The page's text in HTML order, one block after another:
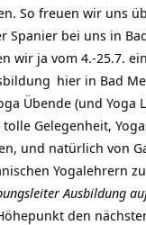
So freuen wir uns
Spanier bei uns in
wir ja vom 4.-25.7.
hier in Bad
Übende (und Yoga
Gelegenheit,
und natürlich von
Yogalehrern
Ausbildung
den